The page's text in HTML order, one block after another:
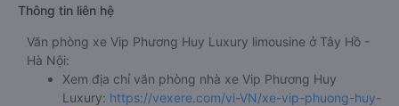
Thông tin liên hệ
Văn phòng xe Vip Phương Huy Luxury limousine ở Tây Hồ -
Hà Nội:
Xem địa chỉ văn phòng nhà xe Vip Phương Huy
Luxury: https://vexere.com/vi-VN/xe-vip-phuong-huy-